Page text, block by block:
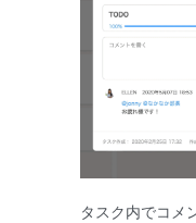
タスク内でコメ